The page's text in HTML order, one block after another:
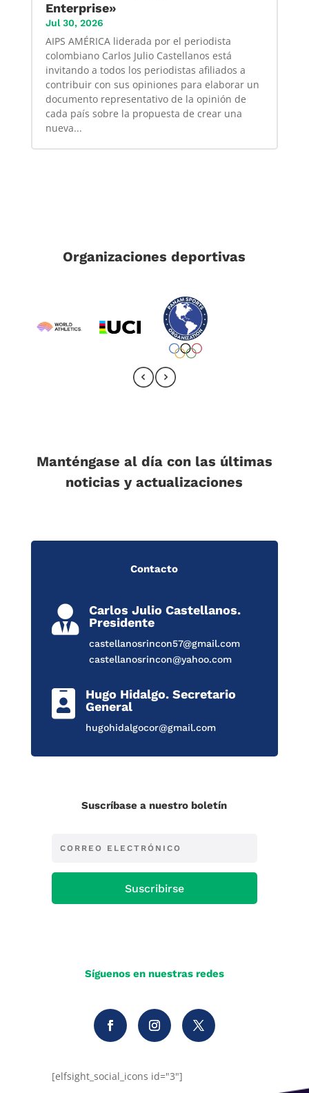
Enterprise»
Jul 30, 2026
AIPS AMÉRICA liderada por el periodista
colombiano Carlos Julio Castellanos está
invitando a todos los periodistas afiliados a
contribuir con sus opiniones para elaborar un
documento representativo de la opinión de
cada país sobre la propuesta de crear una
nueva...
Organizaciones deportivas
Manténgase al día con las últimas
noticias y actualizaciones
Contacto

Carlos Julio Castellanos.
Presidente
castellanosrincon57@gmail.com
castellanosrincon@yahoo.com

Hugo Hidalgo. Secretario
General
hugohidalgocor@gmail.com
Suscríbase a nuestro boletín
Suscribirse
Síguenos en nuestras redes
[elfsight_social_icons id="3"]